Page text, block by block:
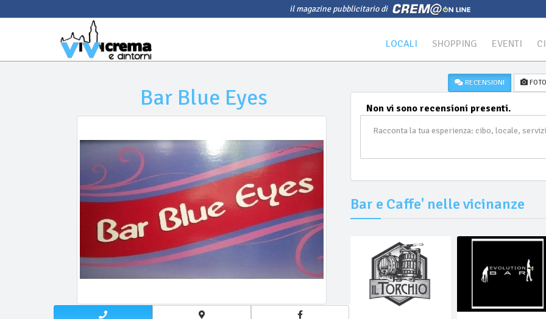
il magazine pubblicitario di
LOCALI SHOPPING EVENTI
Bar Blue Eyes
RECENSIONI FOTO
Non vi sono recensioni presenti.
Bar e Caffe' nelle vicinanze